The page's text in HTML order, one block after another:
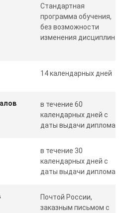
Стандартная
программа обучения,
без возможности
изменения дисциплин
14 календарных дней
в течение 60
календарных дней с
даты выдачи диплома
в течение 30
календарных дней с
даты выдачи диплома
Почтой России,
заказным письмом с